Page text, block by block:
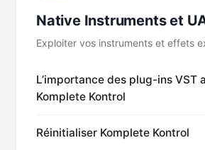
Native Instruments et
Exploiter vos instruments et effets
L’importance des plug-ins VST
Komplete Kontrol
Réinitialiser Komplete Kontrol